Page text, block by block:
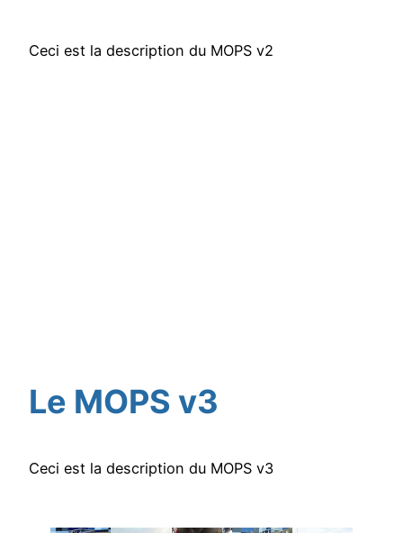
Ceci est la description du MOPS v2
Le MOPS v3
Ceci est la description du MOPS v3